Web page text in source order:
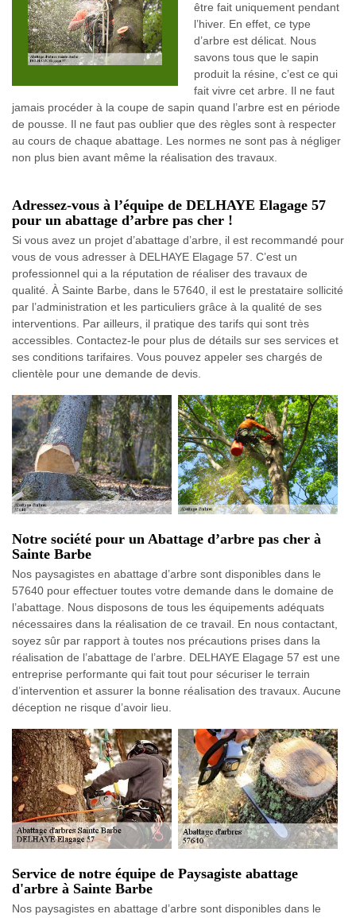
être fait uniquement pendant
l’hiver. En effet, ce type
d’arbre est délicat. Nous
savons tous que le sapin
produit la résine, c’est ce qui
fait vivre cet arbre. Il ne faut
jamais procéder à la coupe de sapin quand l’arbre est en période
de pousse. Il ne faut pas oublier que des règles sont à respecter
au cours de chaque abattage. Les normes ne sont pas à négliger
non plus bien avant même la réalisation des travaux.
Adressez-vous à l’équipe de DELHAYE Elagage 57
pour un abattage d’arbre pas cher !
Si vous avez un projet d’abattage d’arbre, il est recommandé pour
vous de vous adresser à DELHAYE Elagage 57. C’est un
professionnel qui a la réputation de réaliser des travaux de
qualité. À Sainte Barbe, dans le 57640, il est le prestataire sollicité
par l’administration et les particuliers grâce à la qualité de ses
interventions. Par ailleurs, il pratique des tarifs qui sont très
accessibles. Contactez-le pour plus de détails sur ses services et
ses conditions tarifaires. Vous pouvez appeler ses chargés de
clientèle pour une demande de devis.
Notre société pour un Abattage d’arbre pas cher à
Sainte Barbe
Nos paysagistes en abattage d’arbre sont disponibles dans le
57640 pour effectuer toutes votre demande dans le domaine de
l’abattage. Nous disposons de tous les équipements adéquats
nécessaires dans la réalisation de ce travail. En nous contactant,
soyez sûr par rapport à toutes nos précautions prises dans la
réalisation de l’abattage de l’arbre. DELHAYE Elagage 57 est une
entreprise performante qui fait tout pour sécuriser le terrain
d’intervention et assurer la bonne réalisation des travaux. Aucune
déception ne risque d’avoir lieu.
Service de notre équipe de Paysagiste abattage
d'arbre à Sainte Barbe
Nos paysagistes en abattage d’arbre sont disponibles dans le